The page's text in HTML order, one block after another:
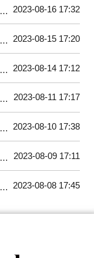
2023-08-16 17:32
2023-08-15 17:20
2023-08-14 17:12
2023-08-11 17:17
2023-08-10 17:38
2023-08-09 17:11
2023-08-08 17:45